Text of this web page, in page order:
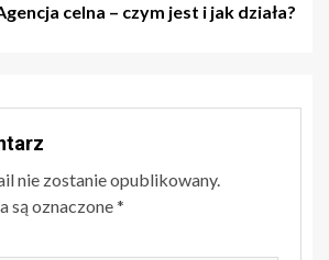
celna – czym jest i jak działa?
nie zostanie opublikowany.
są oznaczone*